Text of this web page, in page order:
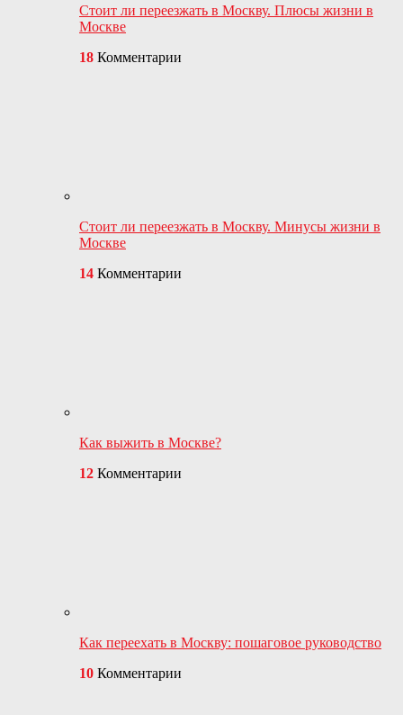
Стоит ли переезжать в Москву. Плюсы жизни в
Москве
18 Комментарии
Стоит ли переезжать в Москву. Минусы жизни в
Москве
14 Комментарии
Как выжить в Москве?
12 Комментарии
Как переехать в Москву: пошаговое руководство
10 Комментарии